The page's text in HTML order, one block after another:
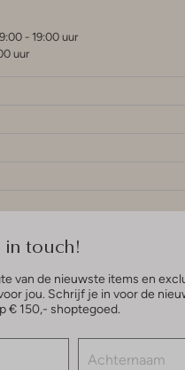
- 19:00 uur
uur
in touch!
van de nieuwste items en
jou. Schrijf je in voor de
€ 150,- shoptegoed.